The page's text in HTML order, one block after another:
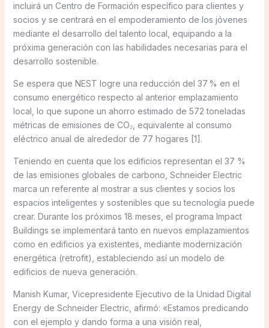
incluirá un Centro de Formación específico para clientes y
socios y se centrará en el empoderamiento de los jóvenes
mediante el desarrollo del talento local, equipando a la
próxima generación con las habilidades necesarias para el
desarrollo sostenible.
Se espera que NEST logre una reducción del 37 % en el
consumo energético respecto al anterior emplazamiento
local, lo que supone un ahorro estimado de 572 toneladas
métricas de emisiones de CO₂, equivalente al consumo
eléctrico anual de alrededor de 77 hogares [1].
Teniendo en cuenta que los edificios representan el 37 %
de las emisiones globales de carbono, Schneider Electric
marca un referente al mostrar a sus clientes y socios los
espacios inteligentes y sostenibles que su tecnología puede
crear. Durante los próximos 18 meses, el programa Impact
Buildings se implementará tanto en nuevos emplazamientos
como en edificios ya existentes, mediante modernización
energética (retrofit), estableciendo así un modelo de
edificios de nueva generación.
Manish Kumar, Vicepresidente Ejecutivo de la Unidad Digital
Energy de Schneider Electric, afirmó: «Estamos predicando
con el ejemplo y dando forma a una visión real,